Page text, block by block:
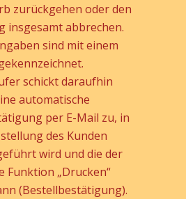
zurückgehen oder den
insgesamt abbrechen.
sind mit einem
schickt daraufhin
automatische
per E-Mail zu, in
des Kunden
wird und die der
Funktion „Drucken“
(Bestellbestätigung).